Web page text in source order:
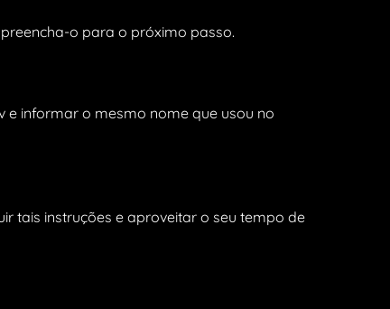
o para o próximo passo.
e informar o mesmo nome que usou no
tais instruções e aproveitar o seu tempo de